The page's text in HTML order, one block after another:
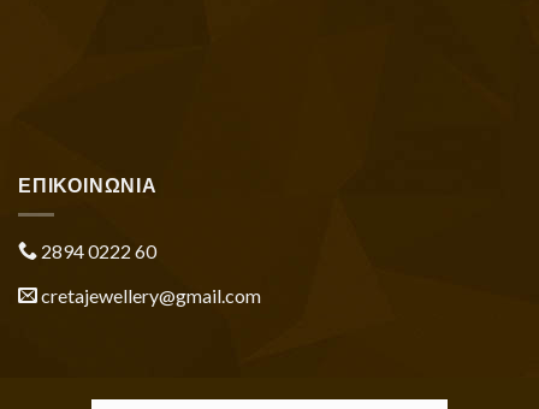
ΕΠΙΚΟΙΝΩΝΙΑ
2894 0222 60
cretajewellery@gmail.com